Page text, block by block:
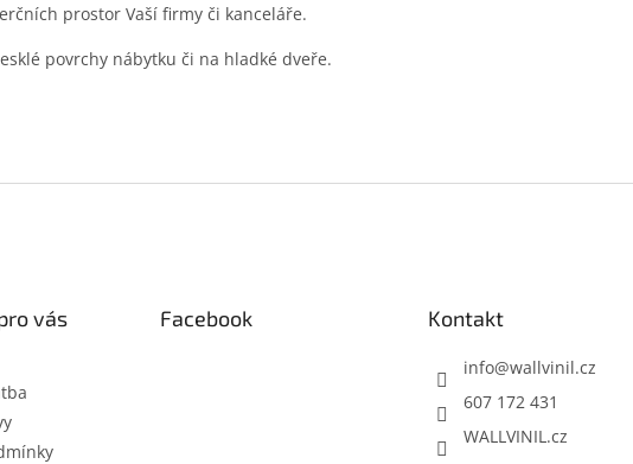
prostor Vaší firmy či kanceláře.
povrchy nábytku či na hladké dveře.
vás Facebook Kontakt
info@wallvinil.cz
607 172 431
WALLVINIL.cz